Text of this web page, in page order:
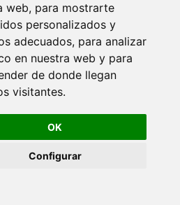
web, para mostrarte
personalizados y
adecuados, para analizar
en nuestra web y para
de donde llegan
visitantes.
OK
Configurar